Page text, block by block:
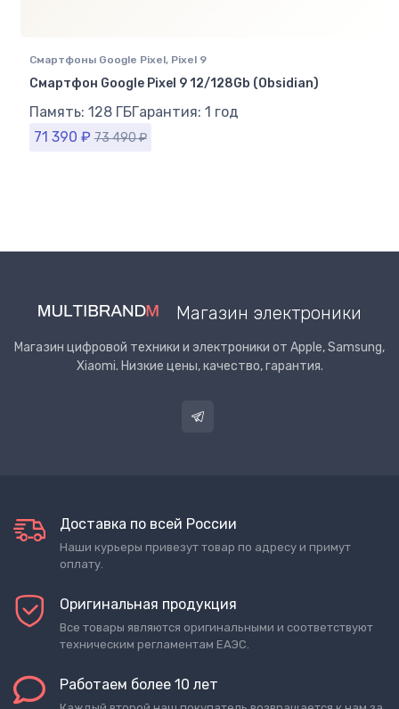
Смартфоны Google Pixel, Pixel 9
Смартфон Google Pixel 9 12/128Gb (Obsidian)
Память: 128 ГБГарантия: 1 год
71 390 ₽ 73 490₽
Магазин электроники
Магазин цифровой техники и электроники от Apple, Samsung,
Xiaomi. Низкие цены, качество, гарантия.
Доставка по всей России
Наши курьеры привезут товар по адресу и примут
оплату.
Оригинальная продукция
Все товары являются оригинальными и соответствуют
техническим регламентам ЕАЭС.
Работаем более 10 лет